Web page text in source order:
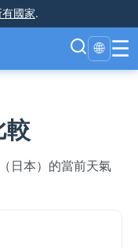
國家.
🌐 ☰
較
日本）的當前天氣